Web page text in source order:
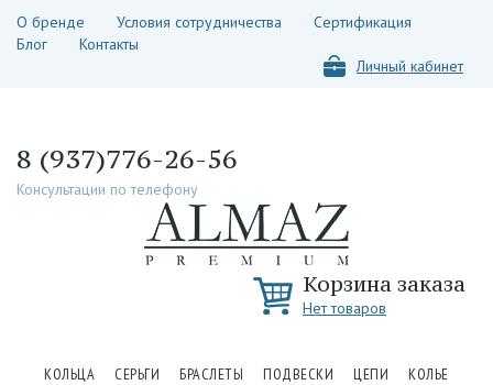
О бренде Условия сотрудничества
Сертификация
Блог
Контакты
Личный кабинет
8 (937)776-26-56
Консультации по телефону
Корзина заказа
Нет товаров
КОЛЬЦА СЕРЬГИ БРАСЛЕТЫ ПОДВЕСКИ ЦЕПИ
КОЛЬЕ